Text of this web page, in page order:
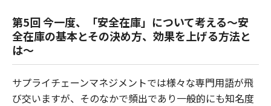
第5回 今一度、「安全在庫」について考える～安
全在庫の基本とその決め方、効果を上げる方法と
は～
サプライチェーンマネジメントでは様々な専門用語が飛
び交いますが、そのなかで頻出であり一般的にも知名度